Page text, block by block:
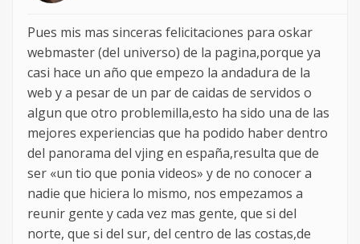
Pues mis mas sinceras felicitaciones para oskar
webmaster (del universo) de la pagina,porque ya
casi hace un año que empezo la andadura de la
web y a pesar de un par de caidas de servidos o
algun que otro problemilla,esto ha sido una de las
mejores experiencias que ha podido haber dentro
del panorama del vjing en españa,resulta que de
ser «un tio que ponia videos» y de no conocer a
nadie que hiciera lo mismo, nos empezamos a
reunir gente y cada vez mas gente, que si del
norte, que si del sur, del centro de las costas,de